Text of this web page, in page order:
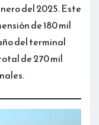
del 2025. Este
de 180 mil
del terminal
de 270 mil